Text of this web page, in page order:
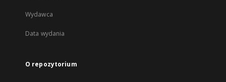
Wydawca
Data wydania
O repozytorium